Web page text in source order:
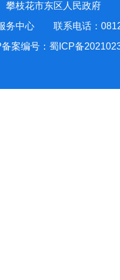
枝花市东区人民政府
务中心 联系电话：
备案编号：蜀ICP备